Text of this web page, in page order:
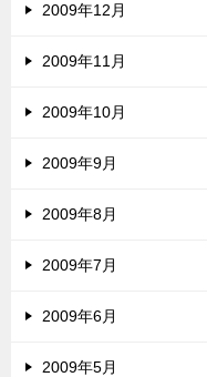
2009年12月
2009年11月
2009年10月
2009年9月
2009年8月
2009年7月
2009年6月
2009年5月